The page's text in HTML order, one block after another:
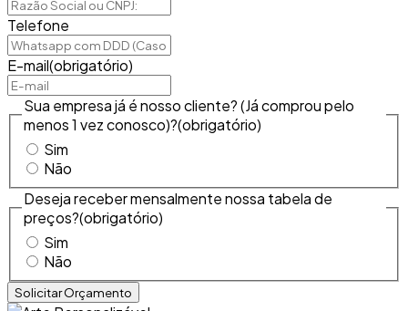
Telefone
E-mail(obrigatório)
Sua empresa já é nosso cliente? (Já comprou pelo
menos 1 vez conosco)?(obrigatório)
Sim
Não
Deseja receber mensalmente nossa tabela de
preços?(obrigatório)
Sim
Não